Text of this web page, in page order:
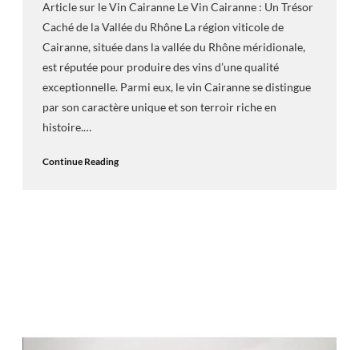
Article sur le Vin Cairanne Le Vin Cairanne : Un Trésor
Caché de la Vallée du Rhône La région viticole de
Cairanne, située dans la vallée du Rhône méridionale,
est réputée pour produire des vins d’une qualité
exceptionnelle. Parmi eux, le vin Cairanne se distingue
par son caractère unique et son terroir riche en
histoire.…
Continue Reading